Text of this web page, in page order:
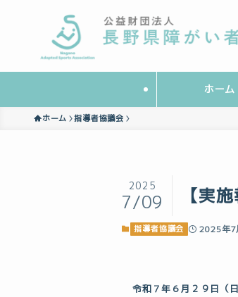
ホーム
ホーム 指導者協議会
【実
2025
7/09
指導者協議会 2025年7
令和７年６月２９日（